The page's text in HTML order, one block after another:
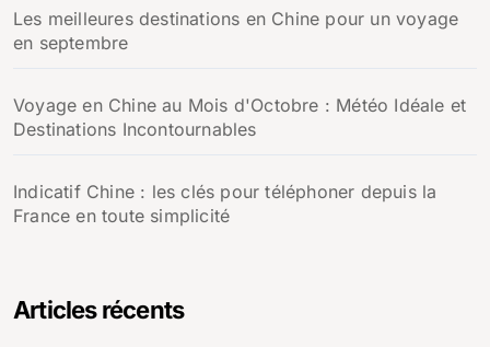
Les meilleures destinations en Chine pour un voyage
en septembre
Voyage en Chine au Mois d'Octobre : Météo Idéale et
Destinations Incontournables
Indicatif Chine : les clés pour téléphoner depuis la
France en toute simplicité
Articles récents